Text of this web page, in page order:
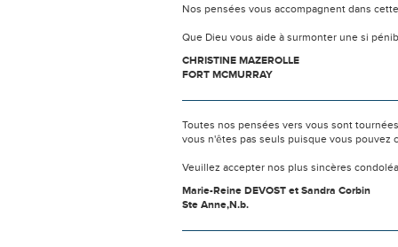
Nos pensées vous accompagnent dans
Que Dieu vous aide à surmonter une si
CHRISTINE MAZEROLLE
FORT MCMURRAY
Toutes nos pensées vers vous sont
vous n'êtes pas seuls puisque vous pouvez
Veuillez accepter nos plus sincères
Marie-Reine DEVOST et Sandra Corbin
Ste Anne,N.b.